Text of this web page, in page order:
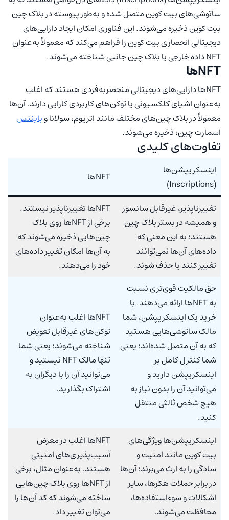
ساتوشی‌های بیت کوین متصل شده و به‌طور پیوسته در بلاک چین
بیت کوین ذخیره می‌شوند. این فناوری امکان ایجاد دارایی‌های
دیجیتالی انحصاری بیت کوین را فراهم می‌کند که معمولاً به‌عنوان
NFT داده خارجی یا بلاک چین جانبی شناخته می‌شوند.
NFTها
NFTها دارایی‌های دیجیتالی منحصربه‌فردی هستند که اغلب
به‌عنوان اشیای کلکسیونی یا توکن‌های کاربردی کارایی دارند. آن‌ها
معمولاً در بلاک چین‌های مختلف مانند اتریوم، سولانا وبایننس
اسمارت چین، ذخیره می‌شوند.
تفاوت‌های کلیدی
اینسکریپشن‌‌ها
(Inscriptions)
NFTها
تغییرناپذیر، غیرقابل سانسور
و همیشه در بستر بلاک چین
هستند؛ به این معنی که
داده‌های آن‌ها نمی‌توانند
تغییر کنند یا حذف شوند.
NFTها تغییرناپذیر نیستند.
برخی از NFTها روی بلاک
چین‌هایی ذخیره می‌شوند که
به آن‌ها امکان تغییر داده‌های
خود را می‌دهند.
حق مالکیت قوی‌تری نسبت
به NFTها ارائه می‌دهند. با
خرید یک اینسکریپشن‌، شما
مالک ساتوشی‌هایی هستید
که به آن متصل شده‌اند؛ یعنی
شما کنترل کامل بر
اینسکریپشن‌‌ دارید و
می‌توانید آن را بدون نیاز به
هیچ شخص ثالثی منتقل
کنید.
NFTها اغلب به‌عنوان
توکن‌های غیرقابل تعویض
شناخته می‌شوند؛ یعنی شما
تنها مالک NFT نیستید و
می‌توانید آن را با دیگران به
اشتراک بگذارید.
اینسکریپشن‌‌‌ها ویژگی‌های
بیت کوین مانند امنیت و
سادگی را به ارث می‌برند؛ آن‌ها
در برابر حملات هکرها، سایر
اشکالات و سوء‌استفاده‌ها،
محافظت می‌شوند.
NFTها اغلب در معرض
آسیب‌پذیری‌های امنیتی
هستند. به‌عنوان مثال، برخی
از NFTها روی بلاک چین‌هایی
ساخته می‌شوند که کد آن‌ها را
می‌توان تغییر داد.